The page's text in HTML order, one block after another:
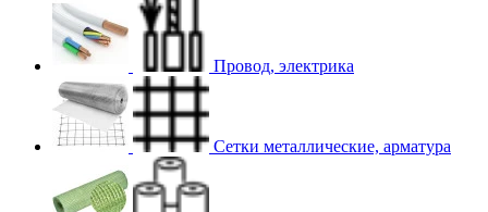
Провод, электрика
Сетки металлические, арматура